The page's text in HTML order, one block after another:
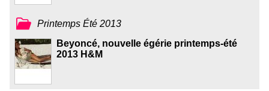
Printemps Été 2013
Beyoncé, nouvelle égérie printemps-été
2013 H&M